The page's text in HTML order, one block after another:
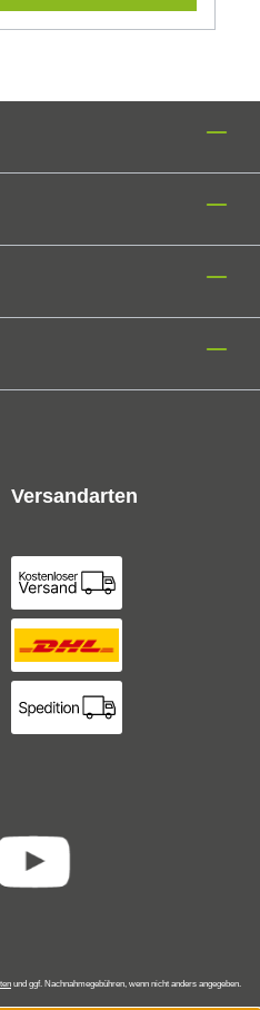
Versandarten
und ggf. Nachnahmegebühren, wenn nicht anders angegeben.